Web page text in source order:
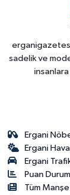
sadelik ve
Ergani
Ergani
Ergani
Puan
Tüm